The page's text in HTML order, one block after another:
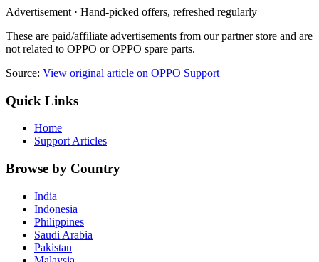
Advertisement · Hand-picked offers, refreshed regularly
These are paid/affiliate advertisements from our partner store and are
not related to OPPO or OPPO spare parts.
Source: View original article on OPPO Support
Quick Links
Home
Support Articles
Browse by Country
India
Indonesia
Philippines
Saudi Arabia
Pakistan